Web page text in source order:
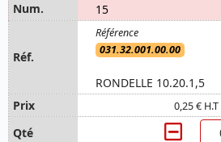
15
031.32.001.00.00
RONDELLE 10.20.1,5
0,25 € H.T